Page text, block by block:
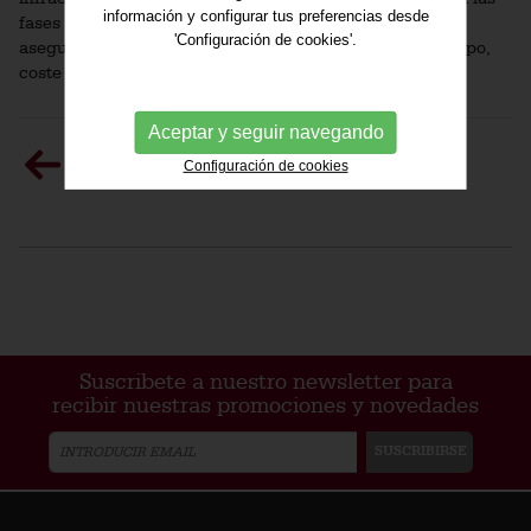
fases de dirección, contratación, control de calidad y
aseguramiento, en definitiva, de cumplimiento en: tiempo,
coste y calidad.
Suscribete a nuestro newsletter para
recibir nuestras promociones y novedades
información y configurar tus preferencias desde
'Configuración de cookies'.
Aceptar y seguir navegando
Configuración de cookies